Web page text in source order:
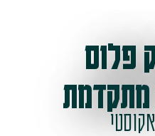
פלוס
מתקדמת